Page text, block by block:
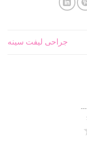
جراحی لیفت سینه